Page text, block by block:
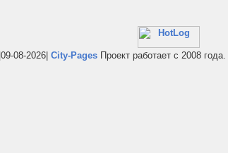
|09-08-2026| City-Pages Проект работает с 2008 года.